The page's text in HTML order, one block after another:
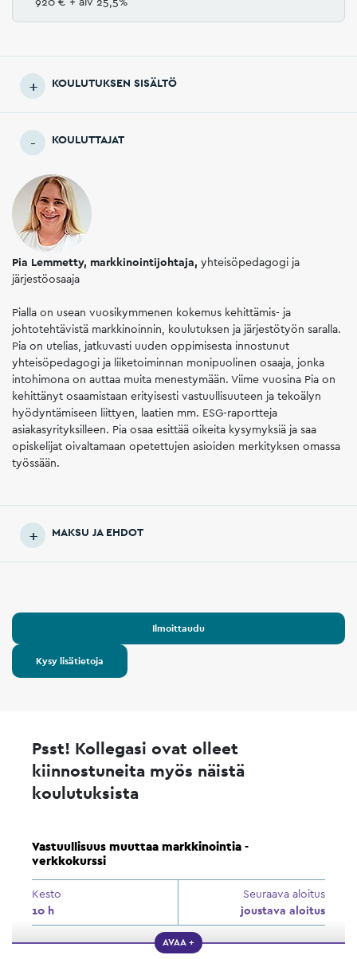
KOULUTUKSEN SISÄLTÖ
KOULUTTAJAT
Pia Lemmetty, markkinointijohtaja, yhteisöpedagogi ja
järjestöosaaja
Pialla on usean vuosikymmenen kokemus kehittämis- ja
johtotehtävistä markkinoinnin, koulutuksen ja järjestötyön saralla.
Pia on utelias, jatkuvasti uuden oppimisesta innostunut
yhteisöpedagogi ja liiketoiminnan monipuolinen osaaja, jonka
intohimona on auttaa muita menestymään. Viime vuosina Pia on
kehittänyt osaamistaan erityisesti vastuullisuuteen ja tekoälyn
hyödyntämiseen liittyen, laatien mm. ESG-raportteja
asiakasyrityksilleen. Pia osaa esittää oikeita kysymyksiä ja saa
opiskelijat oivaltamaan opetettujen asioiden merkityksen omassa
työssään.
MAKSU JA EHDOT
Ilmoittaudu
Kysy lisätietoja
Psst! Kollegasi ovat olleet
kiinnostuneita myös näistä
koulutuksista
Vastuullisuus muuttaa markkinointia -
verkkokurssi
Kesto
10 h
Seuraava aloitus
joustava aloitus
AVAA +